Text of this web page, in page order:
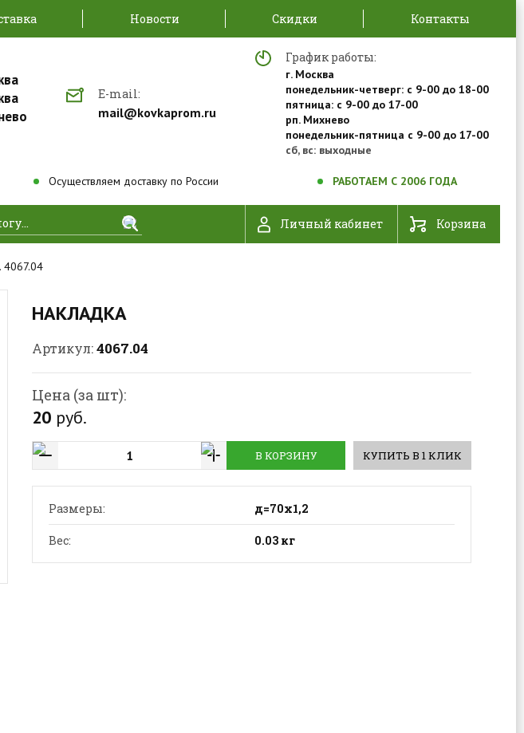
Новости Скидки Контакты
E-mail:
mail@kovkaprom.ru
График работы:
г. Москва
понедельник-четверг: с 9-00 до 18-00
пятница: с 9-00 до 17-00
рп. Михнево
понедельник-пятница с 9-00 до 17-00
сб, вс: выходные
Осуществляем доставку по России РАБОТАЕМ С 2006 ГОДА
Найти Личный кабинет Корзина
4067.04
НАКЛАДКА
Артикул:4067.04
Цена (за шт):
20 руб.
КУПИТЬ В 1 КЛИК
В КОРЗИНУ
Размеры: д=70х1,2
Вес: 0.03 кг